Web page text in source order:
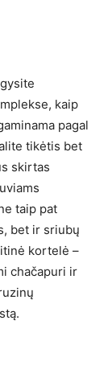
kaip
pagal
tikėtis bet
skirtas
taip pat
bet ir sriubų
kortelė –
chačapuri ir